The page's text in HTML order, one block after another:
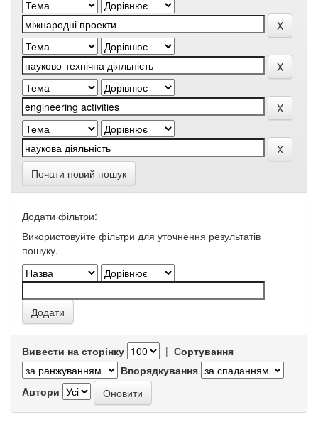
Почати новий пошук
Додати фільтри:
Використовуйте фільтри для уточнення результатів
пошуку.
Вивести на сторінку | Сортування
Впорядкування
Автори